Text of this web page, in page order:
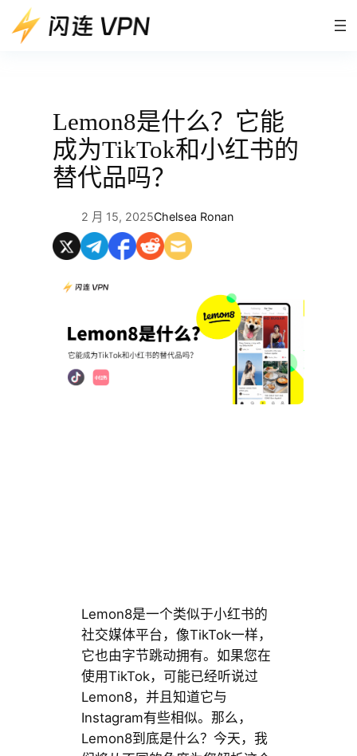
至
Lemon8是什么？它能
成为TikTok和小红书的
替代品吗？
2 月 15, 2025Chelsea Ronan
Lemon8是一个类似于小红书的
社交媒体平台，像TikTok一样，
它也由字节跳动拥有。如果您在
使用TikTok，可能已经听说过
Lemon8，并且知道它与
Instagram有些相似。那么，
Lemon8到底是什么？今天，我